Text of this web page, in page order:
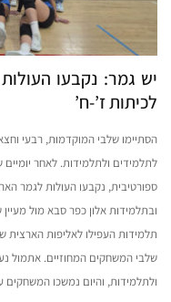
יש גמר: נקבעו
לכיתות ז’-ח’
הסתיימו שלבי המוקדמות, רבעי
לתלמידים ולתלמידות. לאחר
ספורטיבית, נקבעו העולות לגמר
תלמידות העפילו לאליפות
שלבי המשחקים המחוזיים. אתמול
ולתלמידות, והיום נמשכו